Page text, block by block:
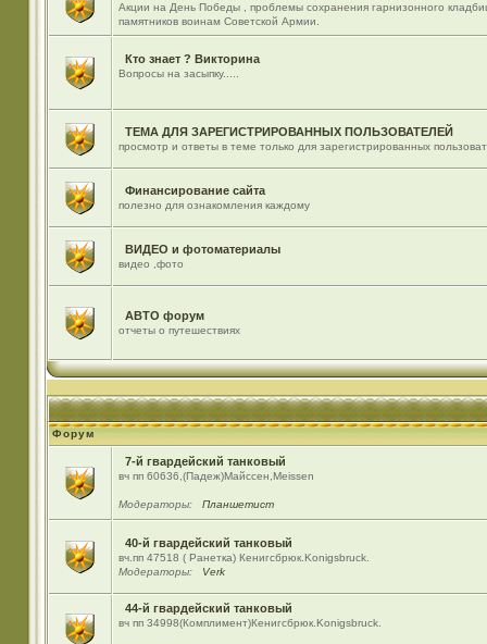
Акции на День Победы , проблемы сохранения гарнизонного
памятников воинам Советской Армии.
Кто знает ? Викторина
Вопросы на засыпку.....
ТЕМА ДЛЯ ЗАРЕГИСТРИРОВАННЫХ ПОЛЬЗОВАТЕЛЕЙ
просмотр и ответы в теме только для зарегистрированных
Финансирование сайта
полезно для ознакомления каждому
ВИДЕО и фотоматериалы
видео ,фото
АВТО форум
отчеты о путешествиях
Форум
7-й гвардейский танковый
вч пп 60636,(Падеж)Майсcен,Meissen
Модераторы: Планшетист
40-й гвардейский танковый
вч.пп 47518 ( Ранетка) Кенигсбрюк.Konigsbruck.
Модераторы:
Verk
44-й гвардейский танковый
вч пп 34998(Комплимент)Кенигсбрюк.Konigsbruck.